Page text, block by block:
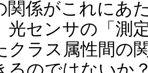
関係がこれにあ
光センサの「測
クラス属性間の